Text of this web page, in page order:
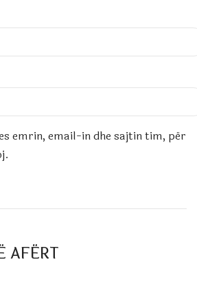
emrin, email-in dhe sajtin tim, për
AFËRT